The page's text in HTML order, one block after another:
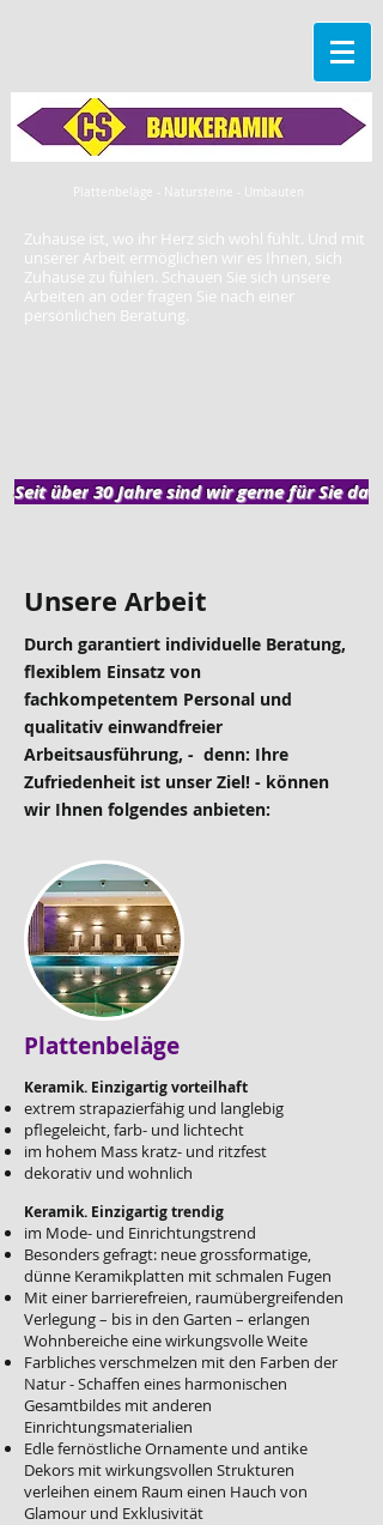
Zuhause ist, wo ihr Herz sich wohl fühlt. Und mit
unserer Arbeit ermöglichen wir es Ihnen, sich
Zuhause zu fühlen. Schauen Sie sich unsere
Arbeiten an oder fragen Sie nach einer
persönlichen Beratung.
Plattenbeläge - Natursteine - Umbauten
Seit über30 Jahre sind wir gerne für Sie da
Unsere Arbeit
Durch garantiert individuelle Beratung,
flexiblem Einsatz von
fachkompetentem Personal und
qualitativ einwandfreier
Arbeitsausführung, - denn: Ihre
Zufriedenheit ist unser Ziel! - können
wir Ihnen folgendes anbieten:
Plattenbeläge
Keramik. Einzigartig vorteilhaft
extrem strapazierfähig und langlebig
pflegeleicht, farb- und lichtecht
im hohem Mass kratz- und ritzfest
dekorativ und wohnlich
Keramik. Einzigartig trendig
im Mode- und Einrichtungstrend
Besonders gefragt: neue grossformatige,
dünne Keramikplatten mit schmalen Fugen
Mit einer barrierefreien, raumübergreifenden
Verlegung – bis in den Garten – erlangen
Wohnbereiche eine wirkungsvolle Weite
Farbliches verschmelzen mit den Farben der
Natur - Schaffen eines harmonischen
Gesamtbildes mit anderen
Einrichtungsmaterialien
Edle fernöstliche Ornamente und antike
Dekors mit wirkungsvollen Strukturen
verleihen einem Raum einen Hauch von
Glamour und Exklusivität